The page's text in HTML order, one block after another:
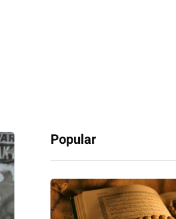
Popular